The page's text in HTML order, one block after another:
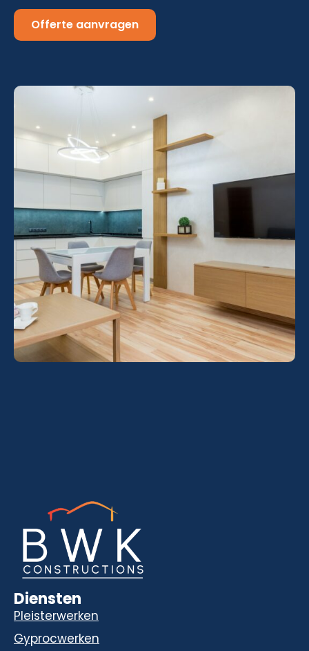
Offerte aanvragen
Diensten
Pleisterwerken
Gyprocwerken